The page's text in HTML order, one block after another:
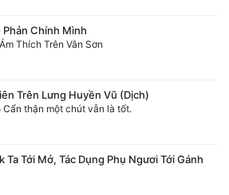
Phản Chính Mình
Thích Trên Vân Sơn
Trên Lưng Huyền Vũ (Dịch)
thận một chút vẫn là tốt.
Ta Tới Mở, Tác Dụng Phụ Ngươi Tới Gánh